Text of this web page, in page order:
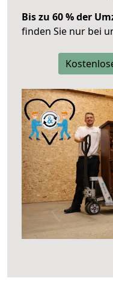
Bis zu 60 % der
finden Sie nur bei